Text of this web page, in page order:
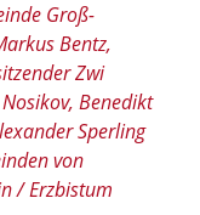
Groß-
Bentz,
Zwi
Benedikt
Sperling
von
/ Erzbistum